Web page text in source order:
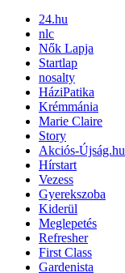
24.hu
nlc
Nők Lapja
Startlap
nosalty
HáziPatika
Krémmánia
Marie Claire
Story
Akciós-Újság.hu
Hírstart
Vezess
Gyerekszoba
Kiderül
Meglepetés
Refresher
First Class
Gardenista